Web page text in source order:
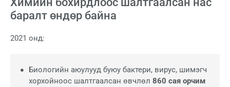
баралт өндөр байна
2021 онд:
Биологийн аюулууд буюу бактери, вирус, шимэгч
хорхойноос шалтгаалсан өвчлөл 860 сая орчим